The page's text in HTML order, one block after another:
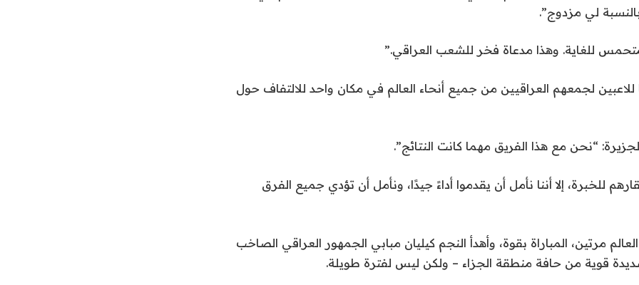
لي مزدوج”.
للغاية. وهذا مدعاة فخر للشعب العراقي.”
للاعبين لجمعهم العراقيين من جميع أنحاء العالم في مكان واحد للالتفاف حول
“نحن مع هذا الفريق مهما كانت النتائج”.
للخبرة، إلا أننا نأمل أن يقدموا أداءً جيدًا، ونأمل أن تؤدي جميع الفرق
مرتين، المباراة بقوة، وأهدأ النجم كيليان مبابي الجمهور العراقي الصاخب